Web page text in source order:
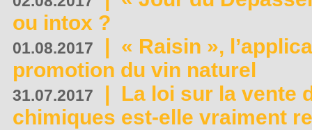
ou intox ?
01.08.2017 | « Raisin »,
promotion du vin naturel
31.07.2017 | La loi sur la vente
chimiques est-elle vraiment